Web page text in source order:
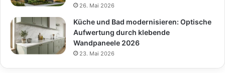
26. Mai 2026
Küche und Bad modernisieren: Optische
Aufwertung durch klebende
Wandpaneele 2026
23. Mai 2026